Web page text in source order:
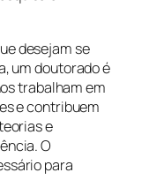
desejam se
um doutorado é
trabalham em
e contribuem
e
O
para